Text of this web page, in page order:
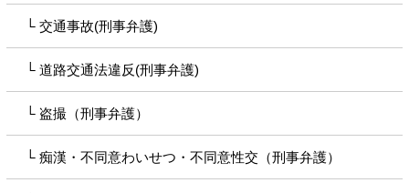
交通事故(刑事弁護)
道路交通法違反(刑事弁護)
盗撮（刑事弁護）
痴漢・不同意わいせつ・不同意性交（刑事弁護）